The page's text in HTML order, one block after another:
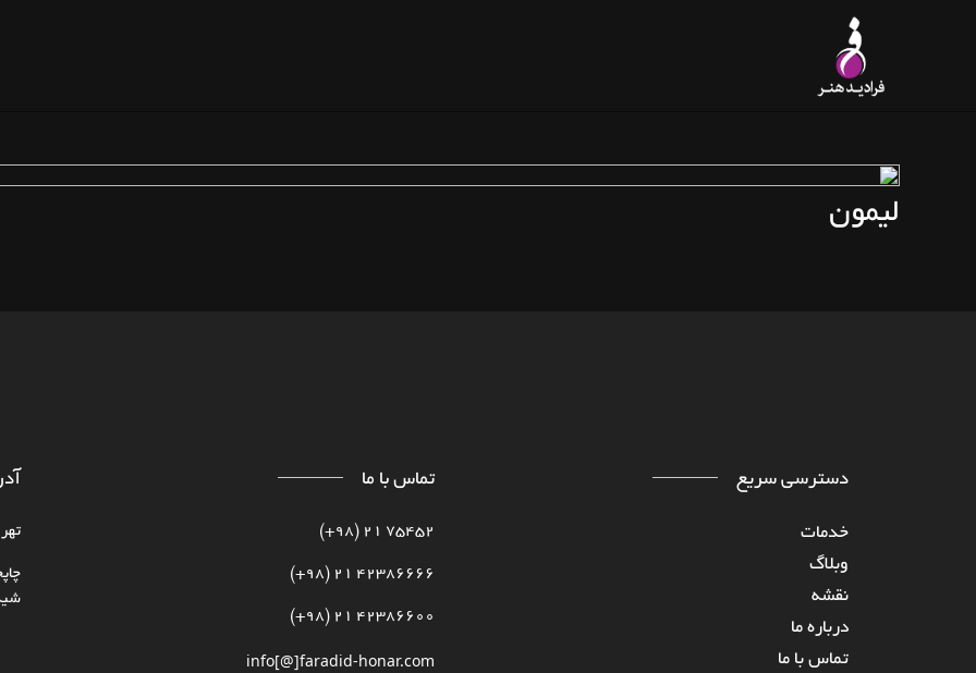
لیمون
دسترسی سریع
خدمات
وبلاگ
نقشه
درباره‌ ما
تماس با ما
تماس با ما
75452 21 (98+)
42386666 21 (98+)
42386600 21 (98+)
info[@]faradid-honar.com